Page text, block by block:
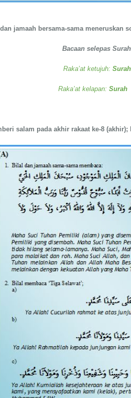
jamaah bersama-sama meneruskan
Bacaan selepas
Raka’at ketujuh:
Raka’at kelapan: Surah
salam pada akhir rakaat ke-8